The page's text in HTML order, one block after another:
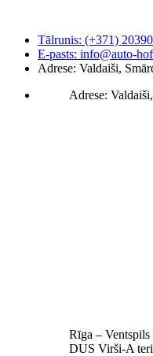
Tālrunis: (+371)
E-pasts: info@auto-
Adrese: Valdaiši,
Adrese:
Rīga – Ventspils
DUS Virši-A